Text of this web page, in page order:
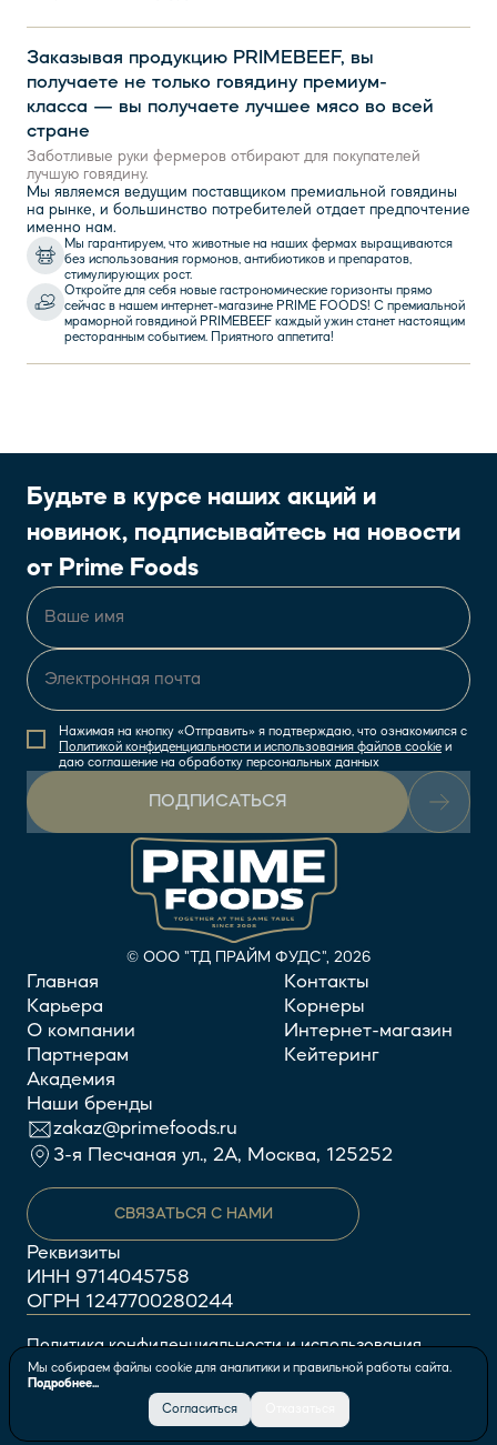
Заказывая продукцию PRIMEBEEF, вы
получаете не только говядину премиум-
класса — вы получаете лучшее мясо во всей
стране
Заботливые руки фермеров отбирают для покупателей
лучшую говядину.
Мы являемся ведущим поставщиком премиальной говядины
на рынке, и большинство потребителей отдает предпочтение
именно нам.
Мы гарантируем, что животные на наших фермах выращиваются
без использования гормонов, антибиотиков и препаратов,
стимулирующих рост.
Откройте для себя новые гастрономические горизонты прямо
сейчас в нашем интернет-магазине PRIME FOODS! С премиальной
мраморной говядиной PRIMEBEEF каждый ужин станет настоящим
ресторанным событием. Приятного аппетита!
Будьте в курсе наших акций и
новинок, подписывайтесь на новости
от Prime Foods
Нажимая на кнопку «Отправить» я подтверждаю, что ознакомился с
Политикой конфиденциальности и использования файлов cookie и
даю соглашение на обработку персональных данных
ПОДПИСАТЬСЯ
© ООО "ТД ПРАЙМ ФУДС", 2026
Главная
Карьера
О компании
Партнерам
Академия
Наши бренды
Контакты
Корнеры
Интернет-магазин
Кейтеринг
zakaz@primefoods.ru
3-я Песчаная ул., 2А, Москва, 125252
СВЯЗАТЬСЯ С НАМИ
Реквизиты
ИНН 9714045758
ОГРН 1247700280244
Политика конфиденциальности и использования
файлов cookie
Мы собираем файлы cookie для аналитики и правильной работы сайта.
Подробнее...
Согласиться